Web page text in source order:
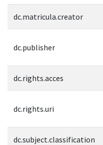
dc.matricula.creator
dc.publisher
dc.rights.acces
dc.rights.uri
dc.subject.classification